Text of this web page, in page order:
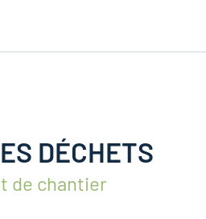
DÉCHETS
de chantier